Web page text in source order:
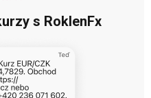
s RoklenFx